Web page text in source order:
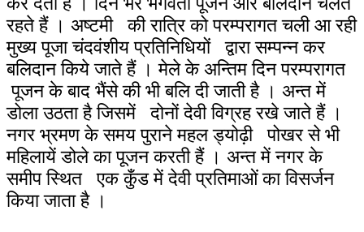
रहते हैं । अष्टमी की रात्रि को परम्परागत चली आ रही
मुख्य पूजा चंदवंशीय प्रतिनिधियों द्वारा सम्पन्न कर
बलिदान किये जाते हैं । मेले के अन्तिम दिन परम्परागत
पूजन के बाद भैंसे की भी बलि दी जाती है । अन्त में
डोला उठता है जिसमें दोनों देवी विग्रह रखे जाते हैं ।
नगर भ्रमण के समय पुराने महल ड्योढ़ी पोखर से भी
महिलायें डोले का पूजन करती हैं । अन्त में नगर के
समीप स्थित एक कुँड में देवी प्रतिमाओं का विसर्जन
किया जाता है ।